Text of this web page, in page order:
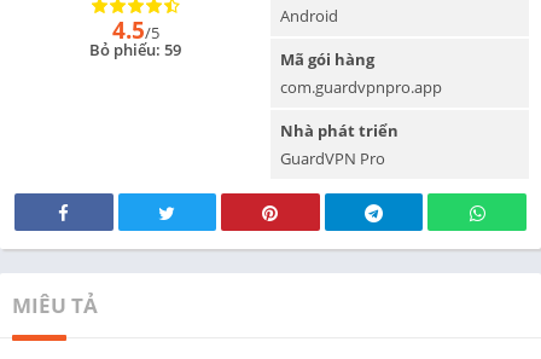
4.5/5
Bỏ phiếu: 59
Android
Mã gói hàng
com.guardvpnpro.app
Nhà phát triển
GuardVPN Pro
MIÊU TẢ